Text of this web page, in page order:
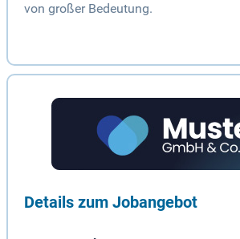
von großer Bedeutung.
Details zum Jobangebot